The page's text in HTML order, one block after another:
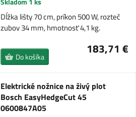
Dĺžka lišty 70 cm, príkon 500 W, rozteč
zubov 34 mm, hmotnosť 4,1 kg.
183,71 €
Do košíka
Elektrické nožnice na živý plot
Bosch EasyHedgeCut 45
0600847A05